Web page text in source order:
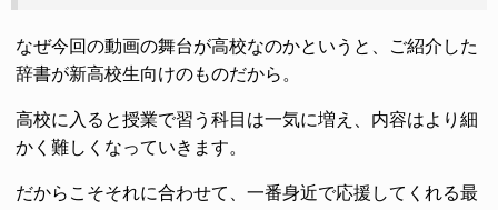
なぜ今回の動画の舞台が高校なのかというと、ご紹介した
辞書が新高校生向けのものだから。
高校に入ると授業で習う科目は一気に増え、内容はより細
かく難しくなっていきます。
だからこそそれに合わせて、一番身近で応援してくれる最